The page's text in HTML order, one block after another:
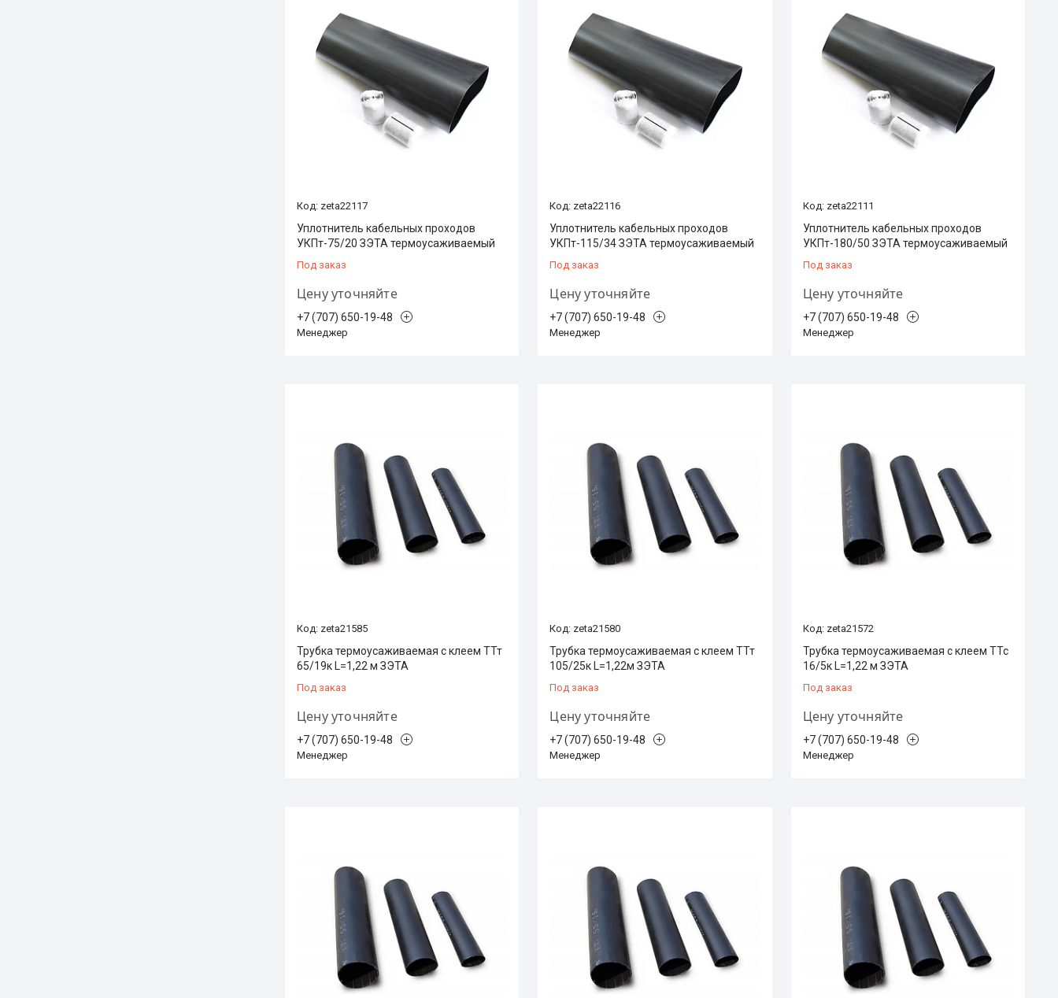
zeta22117
Уплотнитель кабельных проходов
УКПт-75/20 ЗЭТА термоусаживаемый
Под заказ
Цену уточняйте
+7 (707) 650-19-48
Менеджер
zeta22116
Уплотнитель кабельных проходов
УКПт-115/34 ЗЭТА термоусаживаемый
Под заказ
Цену уточняйте
+7 (707) 650-19-48
Менеджер
zeta22111
Уплотнитель кабельных проходов
УКПт-180/50 ЗЭТА термоусаживаемый
Под заказ
Цену уточняйте
+7 (707) 650-19-48
Менеджер
zeta21585
Трубка термоусаживаемая с клеем ТТт
65/19к L=1,22 м ЗЭТА
Под заказ
Цену уточняйте
+7 (707) 650-19-48
Менеджер
zeta21580
Трубка термоусаживаемая с клеем ТТт
105/25к L=1,22м ЗЭТА
Под заказ
Цену уточняйте
+7 (707) 650-19-48
Менеджер
zeta21572
Трубка термоусаживаемая с клеем ТТс
16/5к L=1,22 м ЗЭТА
Под заказ
Цену уточняйте
+7 (707) 650-19-48
Менеджер